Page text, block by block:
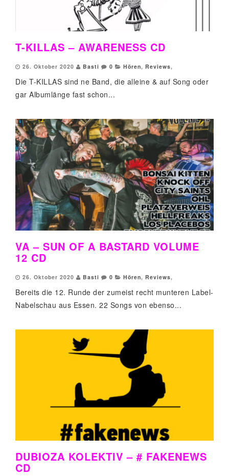
T-KILLAS – AWARENESS CD
26. Oktober 2020 Basti 0 Hören, Reviews,
Die T-KILLAS sind ne Band, die alleine & auf Song oder
gar Albumlänge fast schon...
VA – SUN OF A BASTARD VOLUME
12 CD
26. Oktober 2020 Basti 0 Hören, Reviews,
Bereits die 12. Runde der zumeist recht munteren Label-
Nabelschau aus Essen. 22 Songs von ebenso...
DUBIOZA KOLEKTIV – # FAKENEWS
CD